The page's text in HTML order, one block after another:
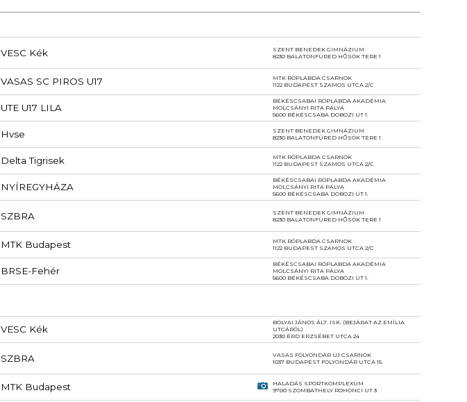
VESC Kék
SZENT BENEDEK GIMNÁZIUM
8230 BALATONFÜRED HŐSÖK TERE 1
VASAS SC PIROS U17
MTK RÖPLABDA CSARNOK
1122 BUDAPEST SZAMOS UTCA 2/C
UTE U17 LILA
BÉKÉSCSABAI RÖPLABDA AKADÉMIA
MOLCSÁNYI RITA PÁLYA
5600 BÉKÉSCSABA DOBOZI ÚT 1.
Hvse
SZENT BENEDEK GIMNÁZIUM
8230 BALATONFÜRED HŐSÖK TERE 1
Delta Tigrisek
MTK RÖPLABDA CSARNOK
1122 BUDAPEST SZAMOS UTCA 2/C
NYÍREGYHÁZA
BÉKÉSCSABAI RÖPLABDA AKADÉMIA
MOLCSÁNYI RITA PÁLYA
5600 BÉKÉSCSABA DOBOZI ÚT 1.
SZBRA
SZENT BENEDEK GIMNÁZIUM
8230 BALATONFÜRED HŐSÖK TERE 1
MTK Budapest
MTK RÖPLABDA CSARNOK
1122 BUDAPEST SZAMOS UTCA 2/C
BRSE-Fehér
BÉKÉSCSABAI RÖPLABDA AKADÉMIA
MOLCSÁNYI RITA PÁLYA
5600 BÉKÉSCSABA DOBOZI ÚT 1.
VESC Kék
BÓLYAI JÁNOS ÁLT. ISK. (BEJÁRAT AZ EMÍLIA
UTCÁRÓL)
2030 ÉRD ERZSÉBET UTCA 24
SZBRA
VASAS FOLYONDÁR ÚJ CSARNOK
1037 BUDAPEST FOLYONDÁR UTCA 15.
MTK Budapest
HALADÁS SPORTKOMPLEXUM
9700 SZOMBATHELY ROHONCI ÚT 3